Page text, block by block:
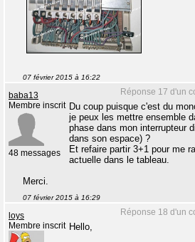
07 février 2015 à 16:22
Réponse 17 d'un
baba13
Membre inscrit
48 messages
Du coup puisque c'est du
je peux les mettre ensemble
phase dans mon interrupteur
dans son espace) ?
Et refaire partir 3+1 pour me
actuelle dans le tableau.
Merci.
07 février 2015 à 16:29
Réponse 18 d'un
loys
Membre inscrit Hello,